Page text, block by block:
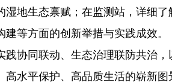
地生态禀赋；在监测站，详细了
等方面的创新举措与实践成效。
协同联动、生态治理联防共治，
水平保护、高品质生活的崭新图